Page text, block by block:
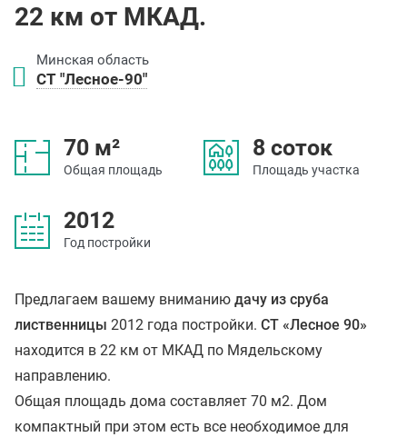
22 км от МКАД.
Минская область
СТ "Лесное-90"
70 м²
Общая площадь
8 соток
Площадь участка
2012
Год постройки
Предлагаем вашему вниманию дачу из сруба
лиственницы 2012 года постройки. СТ «Лесное 90»
находится в 22 км от МКАД по Мядельскому
направлению.
Общая площадь дома составляет 70 м2. Дом
компактный при этом есть все необходимое для